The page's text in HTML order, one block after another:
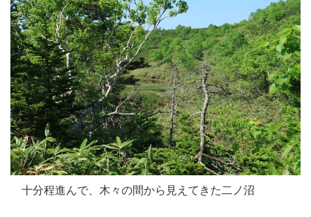
十分程進んで、木々の間から見えてきた二ノ沼